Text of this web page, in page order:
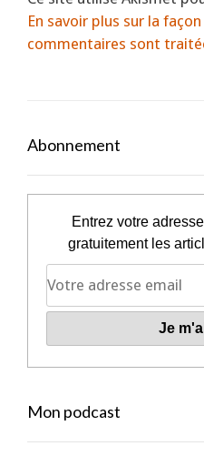
En savoir plus sur la
commentaires sont
Abonnement
Entrez votre
gratuitement les
Mon podcast